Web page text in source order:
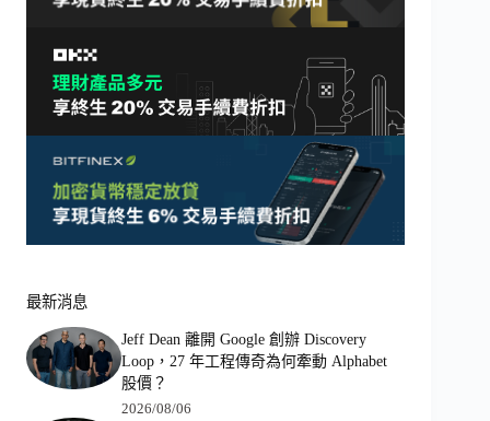
最新消息
Jeff Dean 離開 Google 創辦 Discovery
Loop，27 年工程傳奇為何牽動 Alphabet
股價？
2026/08/06